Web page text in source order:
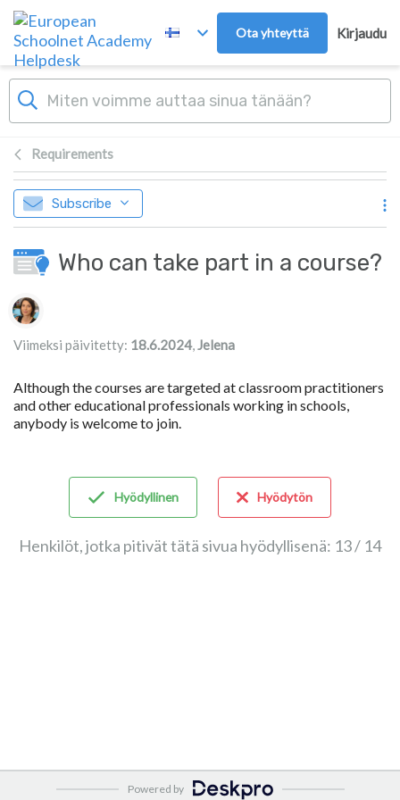
Skip to main content
Ota yhteyttä Kirjaudu
Requirements
Subscribe
Who can take part in a course?
Authors list
Viimeksi päivitetty: 18.6.2024,Jelena
Although the courses are targeted at classroom practitioners
and other educational professionals working in schools,
anybody is welcome to join.
Hyödyllinen Hyödytön
Henkilöt, jotka pitivät tätä sivua hyödyllisenä: 13 / 14
Powered by